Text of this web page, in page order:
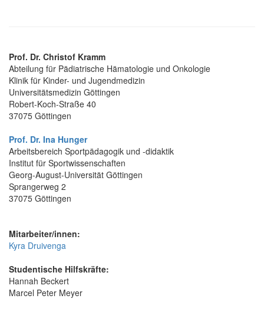
Prof. Dr. Christof Kramm
Abteilung für Pädiatrische Hämatologie und Onkologie
Klinik für Kinder- und Jugendmedizin
Universitätsmedizin Göttingen
Robert-Koch-Straße 40
37075 Göttingen
Prof. Dr. Ina Hunger
Arbeitsbereich Sportpädagogik und -didaktik
Institut für Sportwissenschaften
Georg-August-Universität Göttingen
Sprangerweg 2
37075 Göttingen
Mitarbeiter/innen:
Kyra Druivenga
Studentische Hilfskräfte:
Hannah Beckert
Marcel Peter Meyer